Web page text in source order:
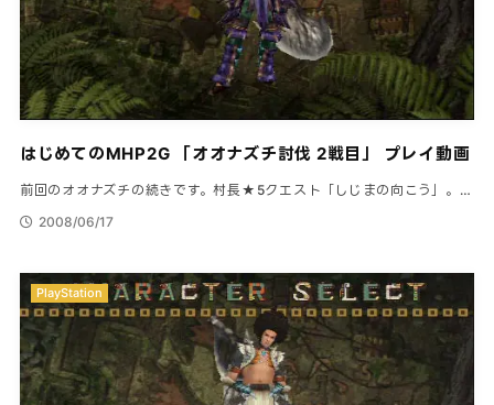
はじめてのMHP2G 「オオナズチ討伐 2戦目」 プレイ動画
前回のオオナズチの続きです。村長★5クエスト「しじまの向こう」。…
2008/06/17
PlayStation